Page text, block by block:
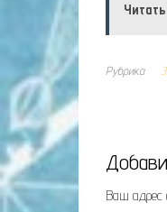
Рубрика
Ваш адрес